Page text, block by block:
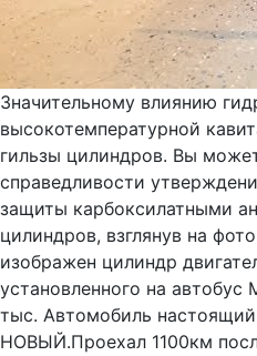
Значительному влиянию
высокотемпературной
гильзы цилиндров. Вы
справедливости
защиты карбоксилатными
цилиндров, взглянув на
изображен цилиндр
установленного на
тыс. Автомобиль
НОВЫЙ.Проехал 1100км